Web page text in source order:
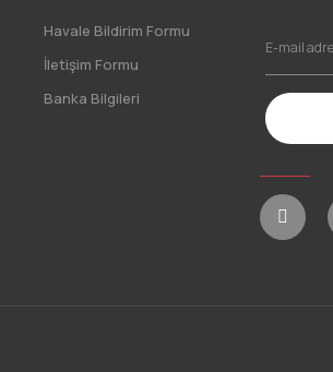
Havale Bildirim Formu
İletişim Formu
Banka Bilgileri